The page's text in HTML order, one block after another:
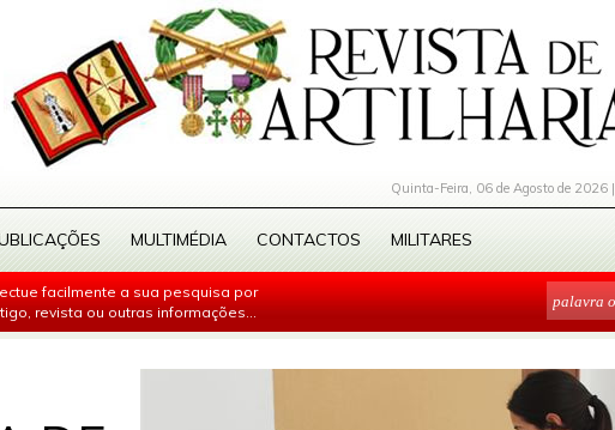
Quinta-Feira, 06 de Agosto de 2026 |
MULTIMÉDIA CONTACTOS MILITARES
facilmente a sua pesquisa por
revista ou outras informações...